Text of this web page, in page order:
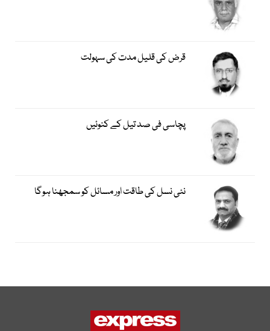
قرض کی قلیل مدت کی سہولت
پچاسی فی صد تیل کے کنوئیں
نئی نسل کی طاقت اور مسائل کو سمجھنا ہوگا